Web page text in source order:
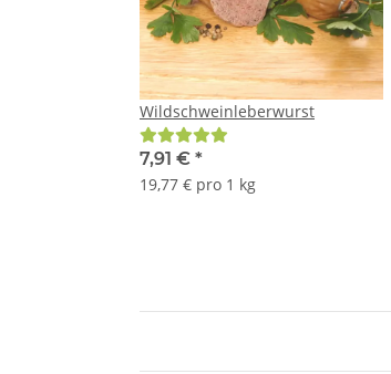
Wildschweinleberwurst
7,91 € *
19,77 € pro 1 kg